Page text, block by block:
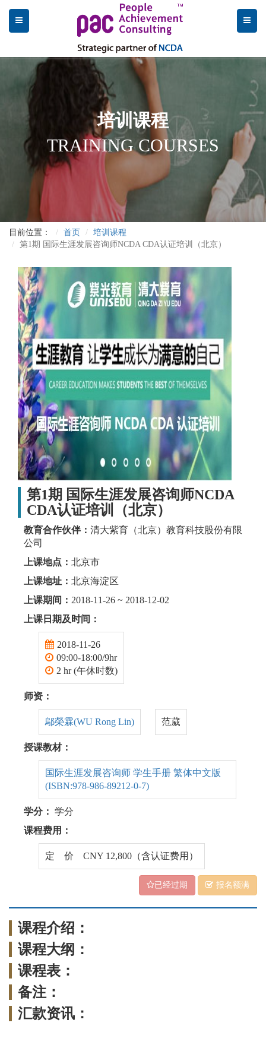
培训课程
TRAINING COURSES
目前位置： 首页
培训课程
第1期 国际生涯发展咨询师NCDA CDA认证培训（北京）
第1期 国际生涯发展咨询师NCDA
CDA认证培训（北京）
教育合作伙伴： 清大紫育（北京）教育科技股份有限
公司
上课地点： 北京市
上课地址： 北京海淀区
上课期间： 2018-11-26 ~ 2018-12-02
上课日期及时间：
2018-11-26
09:00-18:00/9hr
2 hr (午休时数)
师资：
鄔榮霖(WU Rong Lin) 范葳
授课教材：
国际生涯发展咨询师 学生手册 繁体中文版
(ISBN:978-986-89212-0-7)
学分： 学分
课程费用：
定 价 CNY 12,800（含认证费用）
已经过期 报名额满
课程介绍：
课程大纲：
课程表：
备注：
汇款资讯：